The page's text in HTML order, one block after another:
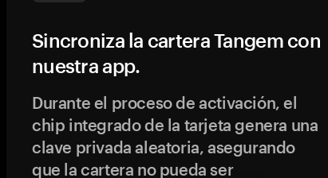
Sincroniza la cartera Tangem con
nuestra app.
Durante el proceso de activación, el
chip integrado de la tarjeta genera una
clave privada aleatoria, asegurando
que la cartera no pueda ser